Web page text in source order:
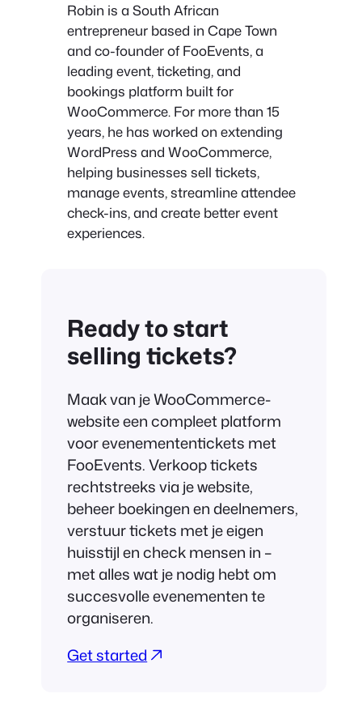
Robin is a South African
entrepreneur based in Cape Town
and co-founder of FooEvents, a
leading event, ticketing, and
bookings platform built for
WooCommerce. For more than 15
years, he has worked on extending
WordPress and WooCommerce,
helping businesses sell tickets,
manage events, streamline attendee
check-ins, and create better event
experiences.
Ready to start
selling tickets?
Maak van je WooCommerce-
website een compleet platform
voor evenemententickets met
FooEvents. Verkoop tickets
rechtstreeks via je website,
beheer boekingen en deelnemers,
verstuur tickets met je eigen
huisstijl en check mensen in –
met alles wat je nodig hebt om
succesvolle evenementen te
organiseren.
Get started